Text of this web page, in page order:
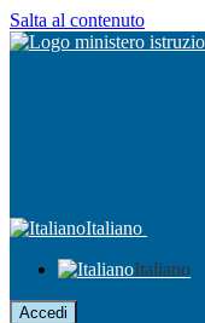
Salta al contenuto
Italiano
Italiano
Accedi